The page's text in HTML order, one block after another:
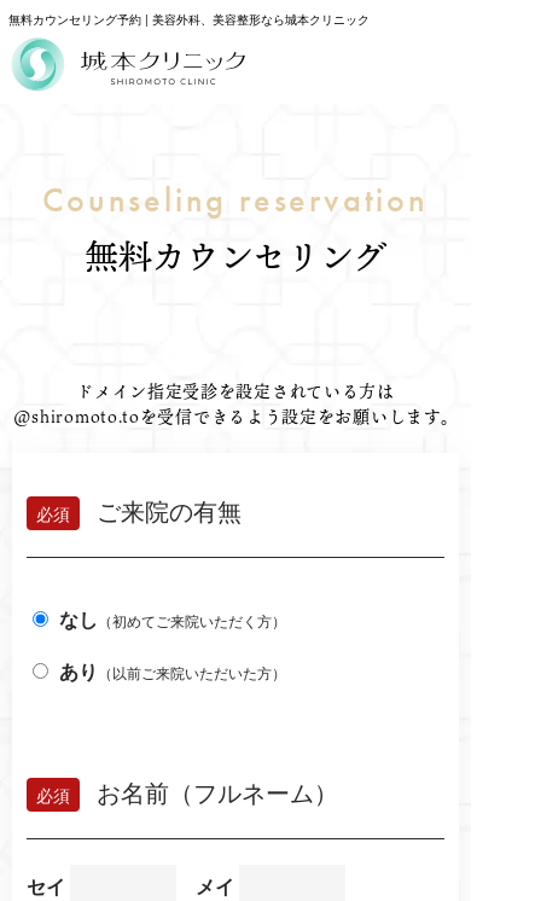
無料カウンセリング予約 | 美容外科、美容整形なら城本クリニック
Counseling reservation
無料カウンセリング
ドメイン指定受診を設定されている方は
@shiromoto.toを受信できるよう設定をお願いします。
ご来院の有無
なし （初めてご来院いただく方）
あり （以前ご来院いただいた方）
お名前（フルネーム）
セイ メイ